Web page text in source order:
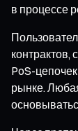
в процессе
PoS-
рынке.